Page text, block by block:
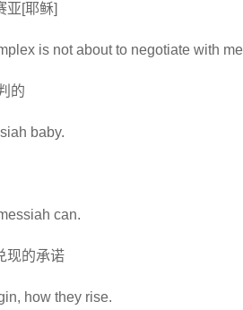
亚[耶稣]
is not about to negotiate with
的
baby.
can.
现的承诺
how they rise.